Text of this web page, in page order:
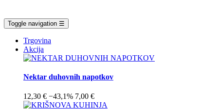
Toggle navigation ☰
Trgovina
Akcija
Nektar duhovnih napotkov
12,30 € −43,1% 7,00 €